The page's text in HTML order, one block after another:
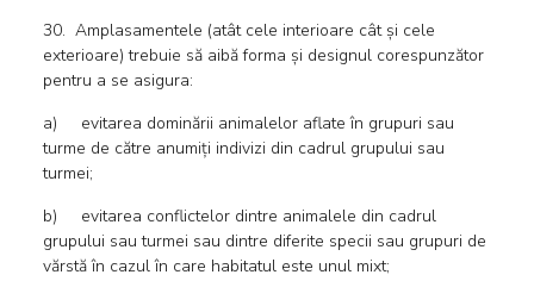
30. Amplasamentele (atât cele interioare cât și cele
exterioare) trebuie să aibă forma și designul corespunzător
pentru a se asigura:
a) evitarea dominării animalelor aflate în grupuri sau
turme de către anumiți indivizi din cadrul grupului sau
turmei;
b) evitarea conflictelor dintre animalele din cadrul
grupului sau turmei sau dintre diferite specii sau grupuri de
vărstă în cazul în care habitatul este unul mixt;